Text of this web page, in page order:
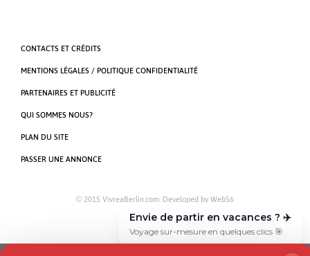
CONTACTS ET CRÉDITS
MENTIONS LÉGALES / POLITIQUE CONFIDENTIALITÉ
PARTENAIRES ET PUBLICITÉ
QUI SOMMES NOUS?
PLAN DU SITE
PASSER UNE ANNONCE
© 2015 VivreaBerlin.com. Developed by Web56
Envie de partir en vacances ? ✈️
Voyage sur-mesure en quelques clics 🎯